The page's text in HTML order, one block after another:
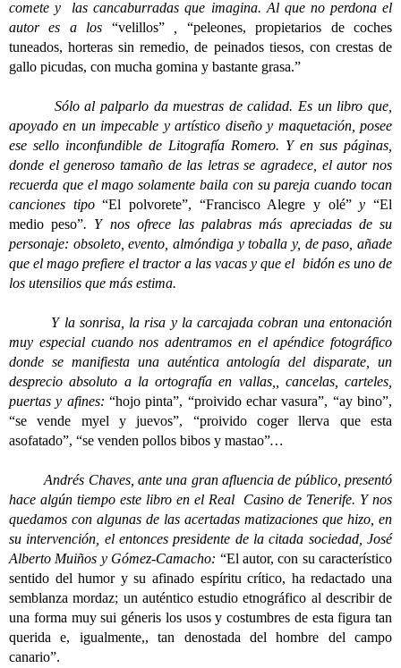
comete y las cancaburradas que imagina. Al que no perdona el
autor es a los “velillos”, “peleones, propietarios de coches
tuneados, horteras sin remedio, de peinados tiesos, con crestas de
gallo picudas, con mucha gomina y bastante grasa.”
Sólo al palparlo da muestras de calidad. Es un libro que,
apoyado en un impecable y artístico diseño y maquetación, posee
ese sello inconfundible de Litografía Romero. Y en sus páginas,
donde el generoso tamaño de las letras se agradece, el autor nos
recuerda que el mago solamente baila con su pareja cuando tocan
canciones tipo“El polvorete”, “Francisco Alegre y olé”y “El
medio peso”. Y nos ofrece las palabras más apreciadas de su
personaje: obsoleto, evento, almóndiga y toballa y, de paso, añade
que el mago prefiere el tractor a las vacas y que el bidón es uno de
los utensilios que más estima.
Y la sonrisa, la risa y la carcajada cobran una entonación
muy especial cuando nos adentramos en el apéndice fotográfico
donde se manifiesta una auténtica antología del disparate, un
desprecio absoluto a la ortografía en vallas,, cancelas, carteles,
puertas y afines: “hojo pinta”, “proivido echar vasura”, “ay bino”,
“se vende myel y juevos”, “proivido coger llerva que esta
asofatado”, “se venden pollos bibos y mastao”…
Andrés Chaves, ante una gran afluencia de público, presentó
hace algún tiempo este libro en el Real Casino de Tenerife. Y nos
quedamos con algunas de las acertadas matizaciones que hizo, en
su intervención, el entonces presidente de la citada sociedad, José
Alberto Muiños y Gómez-Camacho: “El autor, con su característico
sentido del humor y su afinado espíritu crítico, ha redactado una
semblanza mordaz; un auténtico estudio etnográfico al describir de
una forma muy sui géneris los usos y costumbres de esta figura tan
querida e, igualmente,, tan denostada del hombre del campo
canario”.